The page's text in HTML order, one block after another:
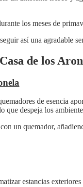
los meses de
así una agradable
de los
de esencia
que despeja los
un quemador,
estancias